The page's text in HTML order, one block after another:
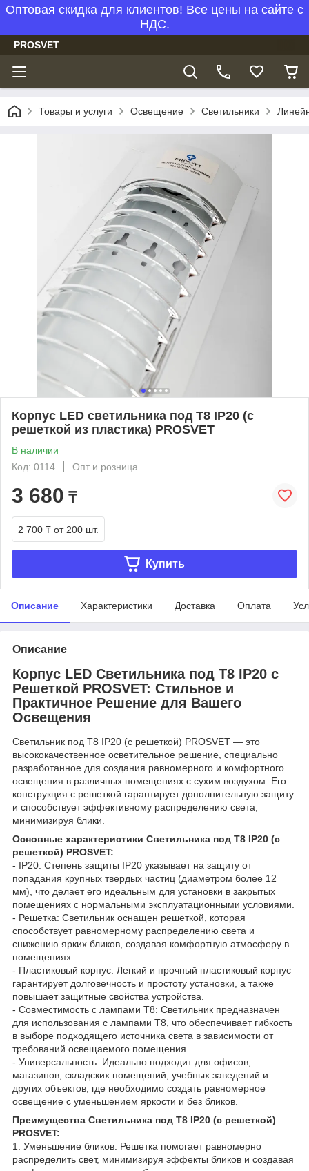
Оптовая скидка для клиентов! Все цены на сайте с
НДС.
PROSVET
Товары и услуги Освещение Светильники
Корпус LED светильника под Т8 IP20 (с
решеткой из пластика) PROSVET
В наличии
Код: 0114
Опт и розница
3 680 ₸
2 700 ₸ от 200 шт.
Купить
Описание Характеристики Доставка Оплата
Описание
Корпус LED Светильника под Т8 IP20 с
Решеткой PROSVET: Стильное и
Практичное Решение для Вашего
Освещения
Светильник под Т8 IP20 (с решеткой) PROSVET — это
высококачественное осветительное решение, специально
разработанное для создания равномерного и комфортного
освещения в различных помещениях с сухим воздухом. Его
конструкция с решеткой гарантирует дополнительную защиту
и способствует эффективному распределению света,
минимизируя блики.
Основные характеристики Светильника под Т8 IP20 (с
решеткой) PROSVET:
- IP20: Степень защиты IP20 указывает на защиту от
попадания крупных твердых частиц (диаметром более 12
мм), что делает его идеальным для установки в закрытых
помещениях с нормальными эксплуатационными условиями.
- Решетка: Светильник оснащен решеткой, которая
способствует равномерному распределению света и
снижению ярких бликов, создавая комфортную атмосферу в
помещениях.
- Пластиковый корпус: Легкий и прочный пластиковый корпус
гарантирует долговечность и простоту установки, а также
повышает защитные свойства устройства.
- Совместимость с лампами Т8: Светильник предназначен
для использования с лампами Т8, что обеспечивает гибкость
в выборе подходящего источника света в зависимости от
требований освещаемого помещения.
- Универсальность: Идеально подходит для офисов,
магазинов, складских помещений, учебных заведений и
других объектов, где необходимо создать равномерное
освещение с уменьшением яркости и без бликов.
Преимущества Светильника под Т8 IP20 (с решеткой)
PROSVET:
1. Уменьшение бликов: Решетка помогает равномерно
распределить свет, минимизируя эффекты бликов и создавая